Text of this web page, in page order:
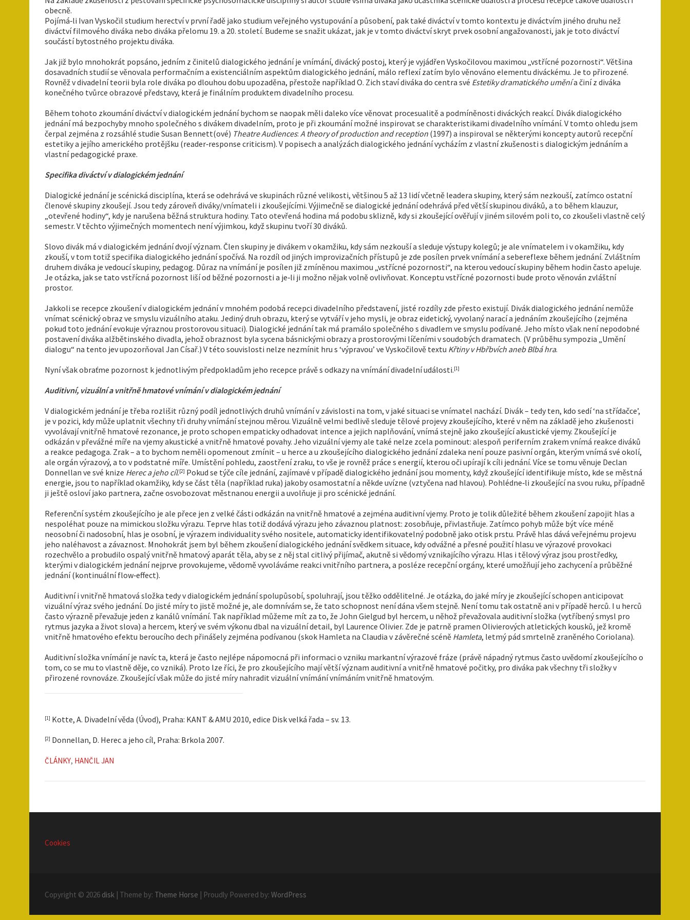
obecně.
Pojímá‑li Ivan Vyskočil studium herectví v první řadě jako studium veřejného vystupování a působení, pak také diváctví v tomto kontextu je diváctvím jiného druhu než
diváctví filmového diváka nebo diváka přelomu 19. a 20. století. Budeme se snažit ukázat, jak je v tomto diváctví skryt prvek osobní angažovanosti, jak je toto diváctví
součástí bytostného projektu diváka.
Jak již bylo mnohokrát popsáno, jedním z činitelů dialogického jednání je vnímání, divácký postoj, který je vyjádřen Vyskočilovou maximou „vstřícné pozornosti“. Většina
dosavadních studií se věnovala performačním a existenciálním aspektům dialogického jednání, málo reflexí zatím bylo věnováno elementu diváckému. Je to přirozené.
Rovněž v divadelní teorii byla role diváka po dlouhou dobu upozaděna, přestože například O. Zich staví diváka do centra své Estetiky dramatického uměnía činí z diváka
konečného tvůrce obrazové představy, která je finálním produktem divadelního procesu.
Během tohoto zkoumání diváctví v dialogickém jednání bychom se naopak měli daleko více věnovat procesualitě a podmíněnosti diváckých reakcí. Divák dialogického
jednání má bezpochyby mnoho společného s divákem divadelním, proto je při zkoumání možné inspirovat se charakteristikami divadelního vnímání. V tomto ohledu jsem
čerpal zejména z rozsáhlé studie Susan Bennett(ové) Theatre Audiences: A theory of production and reception (1997) a inspiroval se některými koncepty autorů recepční
estetiky a jejího amerického protějšku (reader‑response criticism). V popisech a analýzách dialogického jednání vycházím z vlastní zkušenosti s dialogickým jednáním a
vlastní pedagogické praxe.
Specifika diváctví v dialogickém jednání
Dialogické jednání je scénická disciplína, která se odehrává ve skupinách různé velikosti, většinou 5 až 13 lidí včetně leadera skupiny, který sám nezkouší, zatímco ostatní
členové skupiny zkoušejí. Jsou tedy zároveň diváky/vnímateli i zkoušejícími. Výjimečně se dialogické jednání odehrává před větší skupinou diváků, a to během klauzur,
„otevřené hodiny“, kdy je narušena běžná struktura hodiny. Tato otevřená hodina má podobu sklizně, kdy si zkoušející ověřují v jiném silovém poli to, co zkoušeli vlastně celý
semestr. V těchto výjimečných momentech není výjimkou, když skupinu tvoří 30 diváků.
Slovo divák má v dialogickém jednání dvojí význam. Člen skupiny je divákem v okamžiku, kdy sám nezkouší a sleduje výstupy kolegů; je ale vnímatelem i v okamžiku, kdy
zkouší, v tom totiž specifika dialogického jednání spočívá. Na rozdíl od jiných improvizačních přístupů je zde posílen prvek vnímání a sebereflexe během jednání. Zvláštním
druhem diváka je vedoucí skupiny, pedagog. Důraz na vnímání je posílen již zmíněnou maximou „vstřícné pozornosti“, na kterou vedoucí skupiny během hodin často apeluje.
Je otázka, jak se tato vstřícná pozornost liší od běžné pozornosti a je‑li ji možno nějak volně ovlivňovat. Konceptu vstřícné pozornosti bude proto věnován zvláštní
prostor.
Jakkoli se recepce zkoušení v dialogickém jednání v mnohém podobá recepci divadelního představení, jisté rozdíly zde přesto existují. Divák dialogického jednání nemůže
vnímat scénický obraz ve smyslu vizuálního ataku. Jediný druh obrazu, který se vytváří v jeho mysli, je obraz eidetický, vyvolaný narací a jednáním zkoušejícího (zejména
pokud toto jednání evokuje výraznou prostorovou situaci). Dialogické jednání tak má pramálo společného s divadlem ve smyslu podívané. Jeho místo však není nepodobné
postavení diváka alžbětinského divadla, jehož obraznost byla sycena básnickými obrazy a prostorovými líčeními v soudobých dramatech. (V průběhu sympozia „Umění
dialogu“ na tento jev upozorňoval Jan Císař.) V této souvislosti nelze nezmínit hru s ‘výpravou’ ve Vyskočilově textu Křtiny v Hbřbvích aneb Blbá hra.
Nyní však obraťme pozornost k jednotlivým předpokladům jeho recepce právě s odkazy na vnímání divadelní události.[1]
Auditivní, vizuální a vnitřně hmatové vnímání v dialogickém jednání
V dialogickém jednání je třeba rozlišit různý podíl jednotlivých druhů vnímání v závislosti na tom, v jaké situaci se vnímatel nachází. Divák – tedy ten, kdo sedí ‘na střídačce’,
je v pozici, kdy může uplatnit všechny tři druhy vnímání stejnou měrou. Vizuálně velmi bedlivě sleduje tělové projevy zkoušejícího, které v něm na základě jeho zkušenosti
vyvolávají vnitřně hmatové rezonance, je proto schopen empaticky odhadovat intence a jejich naplňování, vnímá stejně jako zkoušející akustické vjemy. Zkoušející je
odkázán v převážné míře na vjemy akustické a vnitřně hmatové povahy. Jeho vizuální vjemy ale také nelze zcela pominout: alespoň periferním zrakem vnímá reakce diváků
a reakce pedagoga. Zrak – a to bychom neměli opomenout zmínit – u herce a u zkoušejícího dialogického jednání zdaleka není pouze pasivní orgán, kterým vnímá své okolí,
ale orgán výrazový, a to v podstatné míře. Umístění pohledu, zaostření zraku, to vše je rovněž práce s energií, kterou oči upírají k cíli jednání. Více se tomu věnuje Declan
Donnellan ve své knize Herec a jeho cíl.[2] Pokud se týče cíle jednání, zajímavé v případě dialogického jednání jsou momenty, když zkoušející identifikuje místo, kde se městná
energie, jsou to například okamžiky, kdy se část těla (například ruka) jakoby osamostatní a někde uvízne (vztyčena nad hlavou). Pohlédne‑li zkoušející na svou ruku, případně
ji ještě osloví jako partnera, začne osvobozovat městnanou energii a uvolňuje ji pro scénické jednání.
Referenční systém zkoušejícího je ale přece jen z velké části odkázán na vnitřně hmatové a zejména auditivní vjemy. Proto je tolik důležité během zkoušení zapojit hlas a
nespoléhat pouze na mimickou složku výrazu. Teprve hlas totiž dodává výrazu jeho závaznou platnost: zosobňuje, přivlastňuje. Zatímco pohyb může být více méně
neosobní či nadosobní, hlas je osobní, je výrazem individuality svého nositele, automaticky identifikovatelný podobně jako otisk prstu. Právě hlas dává veřejnému projevu
jeho naléhavost a závaznost. Mnohokrát jsem byl během zkoušení dialogického jednání svědkem situace, kdy odvážné a přesné použití hlasu ve výrazové provokaci
rozechvělo a probudilo ospalý vnitřně hmatový aparát těla, aby se z něj stal citlivý přijímač, akutně si vědomý vznikajícího výrazu. Hlas i tělový výraz jsou prostředky,
kterými v dialogickém jednání nejprve provokujeme, vědomě vyvoláváme reakci vnitřního partnera, a posléze recepční orgány, které umožňují jeho zachycení a průběžné
jednání (kontinuální flow‑effect).
Auditivní i vnitřně hmatová složka tedy v dialogickém jednání spolupůsobí, spoluhrají, jsou těžko oddělitelné. Je otázka, do jaké míry je zkoušející schopen anticipovat
vizuální výraz svého jednání. Do jisté míry to jistě možné je, ale domnívám se, že tato schopnost není dána všem stejně. Není tomu tak ostatně ani v případě herců. I u herců
často výrazně převažuje jeden z kanálů vnímání. Tak například můžeme mít za to, že John Gielgud byl hercem, u něhož převažovala auditivní složka (vytříbený smysl pro
rytmus jazyka a život slova) a hercem, který ve svém výkonu dbal na vizuální detail, byl Laurence Olivier. Zde je patrně pramen Olivierových atletických kousků, jež kromě
vnitřně hmatového efektu beroucího dech přinášely zejména podívanou (skok Hamleta na Claudia v závěrečné scéně Hamleta, letmý pád smrtelně zraněného Coriolana).
Auditivní složka vnímání je navíc ta, která je často nejlépe nápomocná při informaci o vzniku markantní výrazové fráze (právě nápadný rytmus často uvědomí zkoušejícího o
tom, co se mu to vlastně děje, co vzniká). Proto lze říci, že pro zkoušejícího mají větší význam auditivní a vnitřně hmatové počitky, pro diváka pak všechny tři složky v
přirozené rovnováze. Zkoušející však může do jisté míry nahradit vizuální vnímání vnímáním vnitřně hmatovým.
[1] Kotte, A. Divadelní věda (Úvod), Praha: KANT & AMU 2010, edice Disk velká řada – sv. 13.
[2] Donnellan, D. Herec a jeho cíl, Praha: Brkola 2007.
ČLÁNKY, HANČIL JAN
Cookies
Copyright © 2026 disk | Theme by: Theme Horse | Proudly Powered by: WordPress